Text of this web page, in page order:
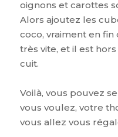
oignons et carottes
Alors ajoutez les
coco, vraiment en fin
très vite, et il est
cuit.
Voilà, vous pouvez
vous voulez, votre
vous allez vous